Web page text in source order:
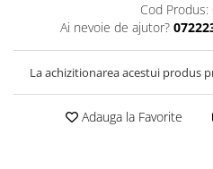
Cod Produs:
Ai nevoie de ajutor?
La achizitionarea acestui produs
Adauga la Favorite